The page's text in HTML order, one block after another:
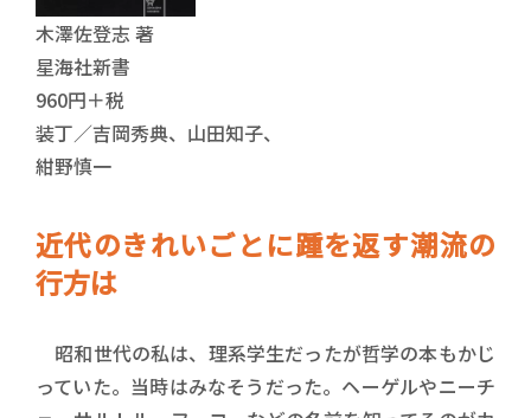
木澤佐登志 著
星海社新書
960円＋税
装丁／吉岡秀典、山田知子、
紺野慎一
近代のきれいごとに踵を返す潮流の
行方は
昭和世代の私は、理系学生だったが哲学の本もかじ
っていた。当時はみなそうだった。ヘーゲルやニーチ